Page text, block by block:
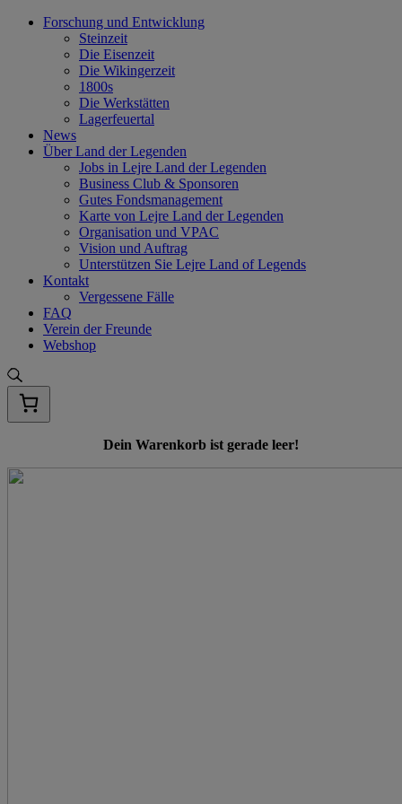
Skip
Forschung und Entwicklung
Steinzeit
Die Eisenzeit
Die Wikingerzeit
1800s
Die Werkstätten
Lagerfeuertal
News
Über Land der Legenden
Jobs in Lejre Land der Legenden
Business Club & Sponsoren
Gutes Fondsmanagement
Karte von Lejre Land der Legenden
Organisation und VPAC
Vision und Auftrag
Unterstützen Sie Lejre Land of Legends
Kontakt
Vergessene Fälle
FAQ
Verein der Freunde
Webshop
Dein Warenkorb ist gerade leer!